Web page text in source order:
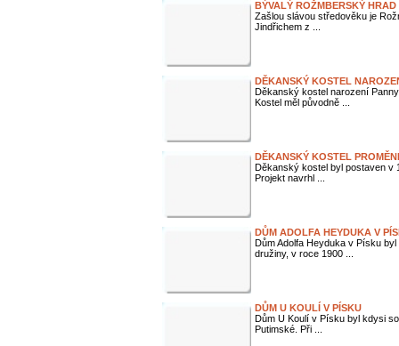
BÝVALÝ ROŽMBERSKÝ HRAD
Zašlou slávou středověku je
Jindřichem z ...
DĚKANSKÝ KOSTEL
Děkanský kostel narození
Kostel měl původně ...
DĚKANSKÝ KOSTEL
Děkanský kostel byl postaven v
Projekt navrhl ...
DŮM ADOLFA HEYDUKA V
Dům Adolfa Heyduka v Písku
družiny, v roce 1900 ...
DŮM U KOULÍ V PÍSKU
Dům U Koulí v Písku byl kdysi
Putimské. Při ...